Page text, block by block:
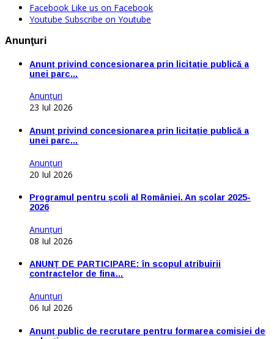
Facebook Like us on Facebook
Youtube Subscribe on Youtube
Anunţuri
Anunț privind concesionarea prin licitație publică a
unei parc…
Anunţuri
23 Iul 2026
Anunț privind concesionarea prin licitație publică a
unei parc…
Anunţuri
20 Iul 2026
Programul pentru școli al României. An școlar 2025-
2026
Anunţuri
08 Iul 2026
ANUNŢ DE PARTICIPARE: în scopul atribuirii
contractelor de fina…
Anunţuri
06 Iul 2026
Anunț public de recrutare pentru formarea comisiei de